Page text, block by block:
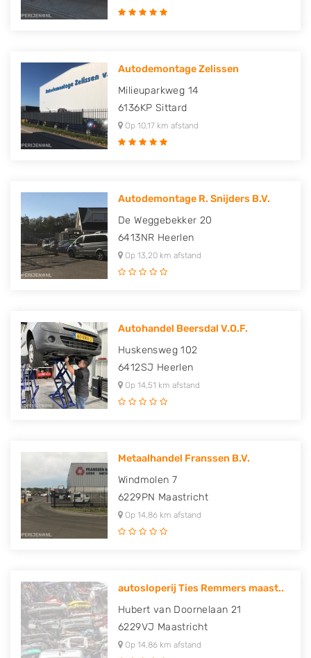
Autodemontage Zelissen
Milieuparkweg 14
6136KP Sittard
Op 10,17 km afstand
Autodemontage R. Snijders B.V.
De Weggebekker 20
6413NR Heerlen
Op 13,20 km afstand
Autohandel Beersdal V.O.F.
Huskensweg 102
6412SJ Heerlen
Op 14,51 km afstand
Metaalhandel Franssen B.V.
Windmolen 7
6229PN Maastricht
Op 14,86 km afstand
autosloperij Ties Remmers maast..
Hubert van Doornelaan 21
6229VJ Maastricht
Op 14,86 km afstand